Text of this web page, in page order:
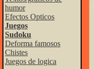
humor
Efectos Opticos
Juegos
Sudoku
Deforma famosos
Chistes
Juegos de logica